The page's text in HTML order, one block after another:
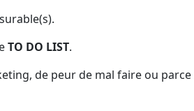
TO DO LIST.
de peur de mal faire ou